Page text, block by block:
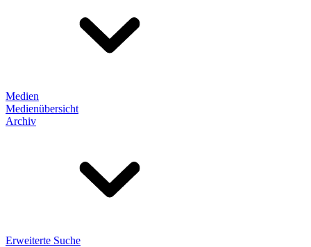
Medien
Medienübersicht
Archiv
Erweiterte Suche